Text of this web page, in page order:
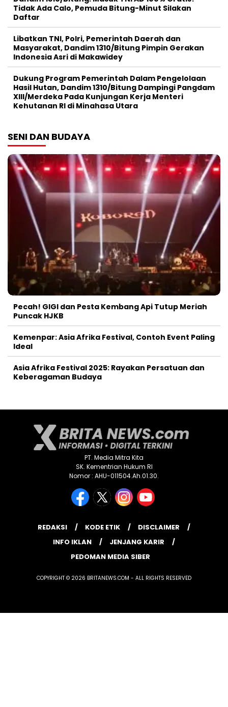
Tidak Ada Calo, Pemuda Bitung-Minut Silakan
Daftar
Libatkan TNI, Polri, Pemerintah Daerah dan
Masyarakat, Dandim 1310/Bitung Pimpin Gerakan
Indonesia Asri di Makawidey
Dukung Program Pemerintah Dalam Pengelolaan
Hasil Hutan, Dandim 1310/Bitung Dampingi Pangdam
XIII/Merdeka Pada Kunjungan Kerja Menteri
Kehutanan RI di Minahasa Utara
SENI DAN BUDAYA
Pecah! GIGI dan Pesta Kembang Api Tutup Meriah
Puncak HJKB
Kemenpar: Asia Afrika Festival, Contoh Event Paling
Ideal
Asia Afrika Festival 2025: Rayakan Persatuan dan
Keberagaman Budaya
PT. Media Mitra Kita
SK. Kementrian Hukum RI
Nomor : AHU-011504.Ah.01.30.
REDAKSI KODE ETIK
DISCLAIMER
INFO IKLAN
JENJANG KARIR
PEDOMAN MEDIA SIBER
COPYRIGHT © 2026 BRITANEWS.COM - ALL RIGHTS RESERVED